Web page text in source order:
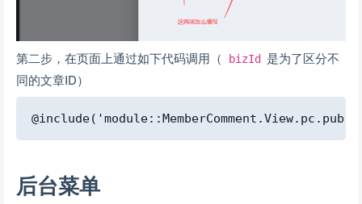
第二步，在页面上通过如下代码调用（ bizId
是为了区分不
同的文章ID）
Copy
后台菜单